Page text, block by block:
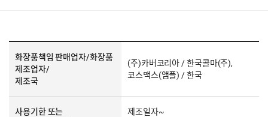
화장품책임 판매업자/화장품
제조업자/
제조국
(주)카버코리아 / 한국콜마(주),
코스맥스(앰플) / 한국
사용기한 또는
제조일자~